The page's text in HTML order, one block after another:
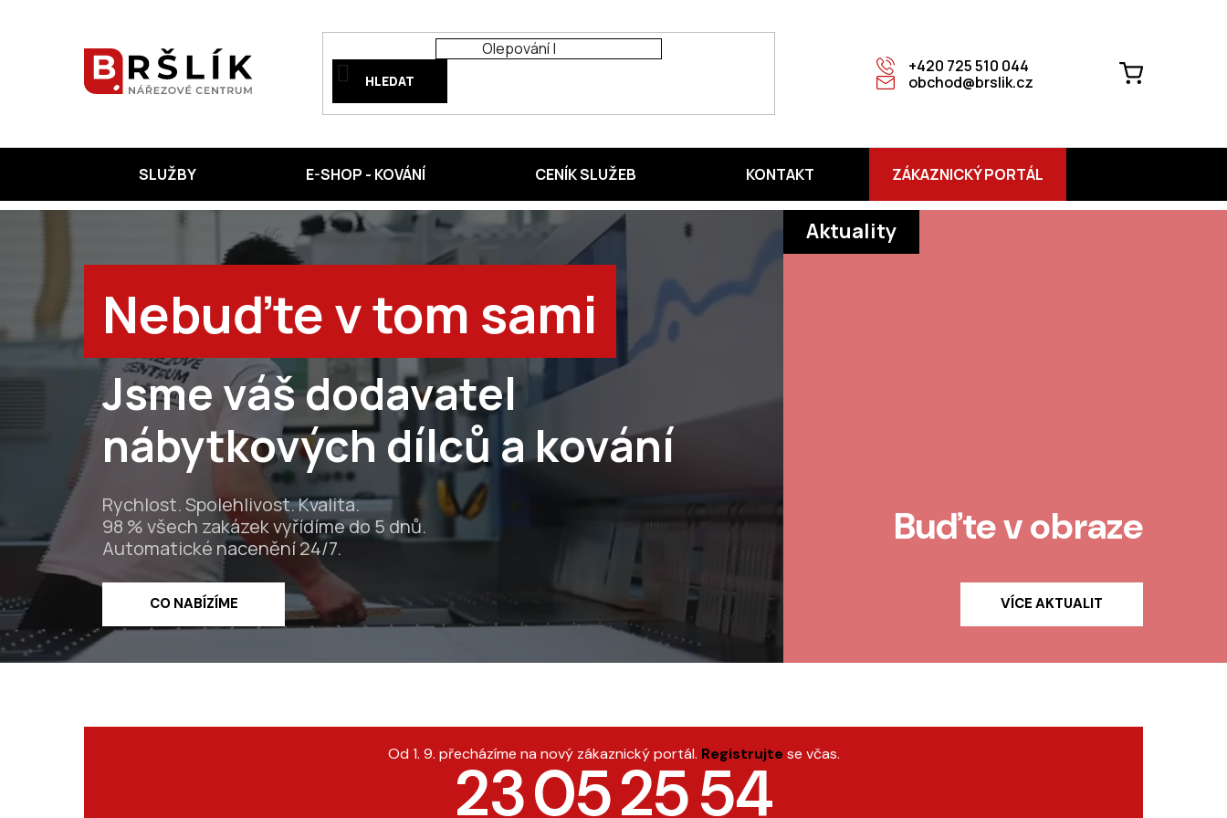
HLEDAT
+420 725 510 044
obchod@brslik.cz
NÁKUPNÍ
SLUŽBY E-SHOP - KOVÁNÍ CENÍK SLUŽEB KONTAKT ZÁKAZNICKÝ PORTÁL
Nebuďte v tom sami
Jsme váš dodavatel
nábytkových dílců a kování
Rychlost. Spolehlivost. Kvalita.
98 % všech zakázek vyřídíme do 5 dnů.
Automatické nacenění 24/7.
CO NABÍZÍME
Aktuality
Buďte v obraze
VÍCE AKTUALIT
Od 1. 9. přecházíme na nový zákaznický portál. Registrujtese včas.
23052553